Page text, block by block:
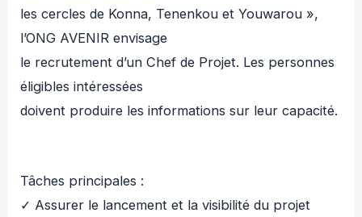
les cercles de Konna, Tenenkou et Youwarou »,
l’ONG AVENIR envisage
le recrutement d’un Chef de Projet. Les personnes
éligibles intéressées
doivent produire les informations sur leur capacité.
Tâches principales :
✓ Assurer le lancement et la visibilité du projet